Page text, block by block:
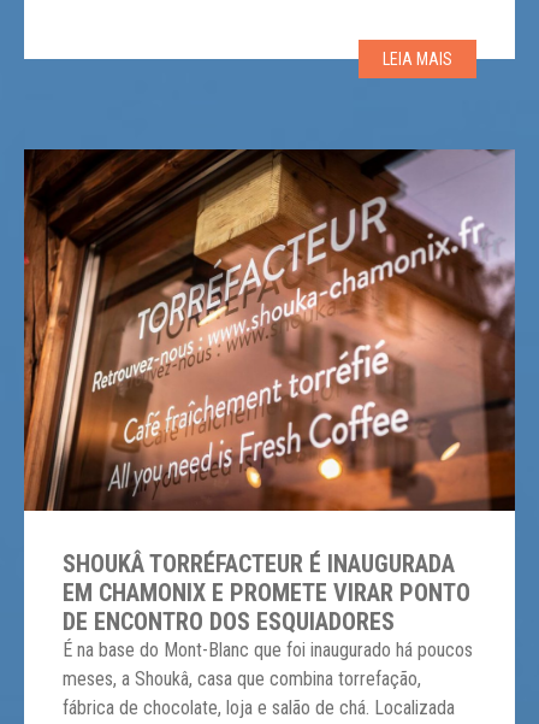
os espaços mais propensos à transmissão – aqueles
LEIA MAIS
SHOUKÂ TORRÉFACTEUR É INAUGURADA
EM CHAMONIX E PROMETE VIRAR PONTO
DE ENCONTRO DOS ESQUIADORES
É na base do Mont-Blanc que foi inaugurado há poucos
meses, a Shoukâ, casa que combina torrefação,
fábrica de chocolate, loja e salão de chá. Localizada